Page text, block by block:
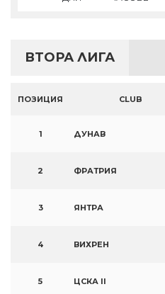
ВТОРА ЛИГА
ПОЗИЦИЯ CLUB
1 ДУНАВ
2 ФРАТРИЯ
3 ЯНТРА
4 ВИХРЕН
5 ЦСКА II